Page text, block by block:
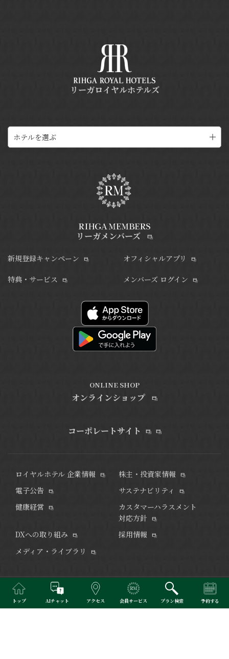
リーガロイヤルホテルズ
ホテルを選ぶ
リーガメンバーズ
新規登録キャンペーン
特典・サービス
オフィシャルアプリ
メンバーズ ログイン
ONLINE SHOP
オンラインショップ
コーポレートサイト
ロイヤルホテル 企業情報
株主・投資家情報
電子公告
サステナビリティ
健康経営
カスタマーハラスメント
対応方針
DXへの取り組み
採用情報
メディア・ライブラリ
また訪れたくなる、 京の奥深さに触れるホテル。
京都駅八条東口から徒歩約3分、リーガグラン京都はリーガロイヤ
トップ AIチャット アクセス 会員サービス プラン検索 予約する